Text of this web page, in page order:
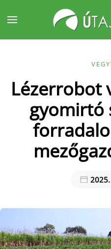
Fő tartalom átugrása
Lézerrobot
gyomirtó